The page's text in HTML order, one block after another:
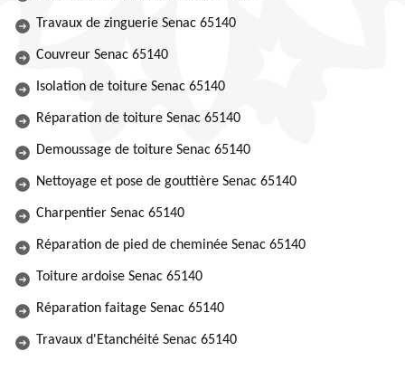
Travaux de zinguerie Senac 65140
Couvreur Senac 65140
Isolation de toiture Senac 65140
Réparation de toiture Senac 65140
Demoussage de toiture Senac 65140
Nettoyage et pose de gouttière Senac 65140
Charpentier Senac 65140
Réparation de pied de cheminée Senac 65140
Toiture ardoise Senac 65140
Réparation faitage Senac 65140
Travaux d'Etanchéité Senac 65140